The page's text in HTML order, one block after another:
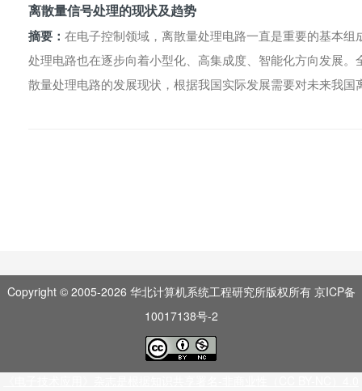
离散量信号处理的现状及趋势
摘要： 在电子控制领域，离散量处理电路一直是重要的基本
处理电路也在逐步向着小型化、高集成度、智能化方向发展
散量处理电路的发展现状，根据我国实际发展需要对未来我
Copyright © 2005-2026 华北计算机系统工程研究所版权所有 京ICP备
10017138号-2